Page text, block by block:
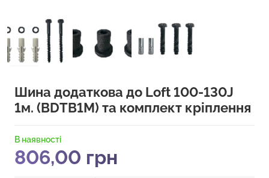
Шина додаткова до Loft 100-130J
1м. (BDTB1M) та комплект кріплення
В наявності
806,00 грн